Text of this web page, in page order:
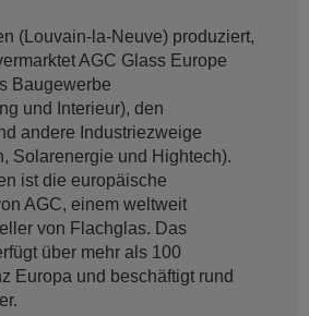
(Louvain-la-Neuve) produziert,
AGC Glass Europe
Baugewerbe
und Interieur), den
andere Industriezweige
Solarenergie und Hightech).
ist die europäische
AGC, einem weltweit
von Flachglas. Das
über mehr als 100
Europa und beschäftigt rund